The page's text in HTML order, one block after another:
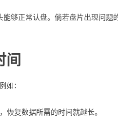
够正常认盘。倘若盘片出现问题
间
如：
恢复数据所需的时间就越长。